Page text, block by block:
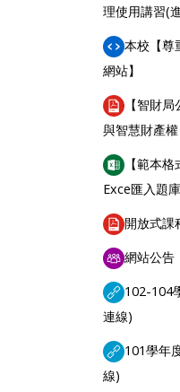
理使用講習(
本校【尊
網站】
【智財局
與智慧財產權
【範本格
Exce匯入題庫
開放式課
網站公告
102-104
連線)URL
101學年
線)URL